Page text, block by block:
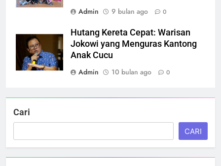
Admin
9 bulan ago 0
Hutang Kereta Cepat: Warisan
Jokowi yang Menguras Kantong
Anak Cucu
Admin
10 bulan ago 0
Cari
CARI